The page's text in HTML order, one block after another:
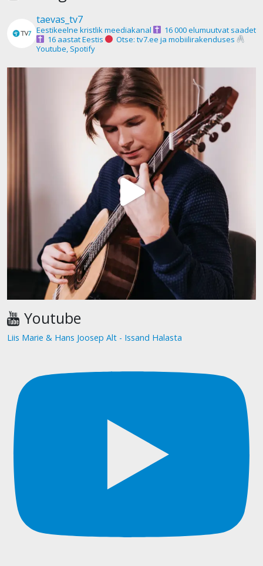
taevas_tv7
Eestikeelne kristlik meediakanal
16 000 elumuutvat saadet
16 aastat Eestis
Otse: tv7.ee ja mobiilirakenduses
Youtube, Spotify
Youtube
Liis Marie & Hans Joosep Alt - Issand Halasta